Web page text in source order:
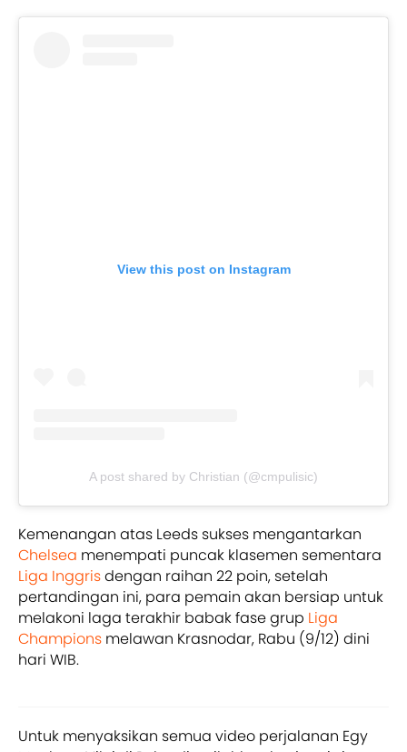
View this post on Instagram
A post shared by Christian (@cmpulisic)
Kemenangan atas Leeds sukses mengantarkan
Chelsea menempati puncak klasemen sementara
Liga Inggrisdengan raihan 22 poin, setelah
pertandingan ini, para pemain akan bersiap untuk
melakoni laga terakhir babak fase grup Liga
Champions melawan Krasnodar, Rabu (9/12) dini
hari WIB.
Untuk menyaksikan semua video perjalanan Egy